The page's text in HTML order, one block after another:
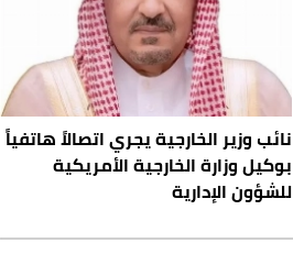
نائب وزير الخارجية يجري اتصالاً هاتفياً
بوكيل وزارة الخارجية الأمريكية
للشؤون الإدارية